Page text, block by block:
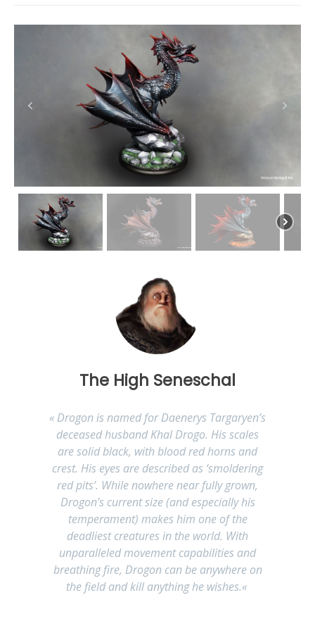
The High Seneschal
« Drogon is named for Daenerys Targaryen’s
deceased husband Khal Drogo. His scales
are solid black, with blood red horns and
crest. His eyes are described as ‘smoldering
red pits’. While nowhere near fully grown,
Drogon’s current size (and especially his
temperament) makes him one of the
deadliest creatures in the world. With
unparalleled movement capabilities and
breathing fire, Drogon can be anywhere on
the field and kill anything he wishes.«